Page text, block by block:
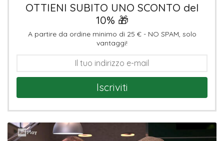
OTTIENI SUBITO UNO SCONTO del
10% 🎁
A partire da ordine minimo di 25 € - NO SPAM, solo
vantaggi!
Iscriviti